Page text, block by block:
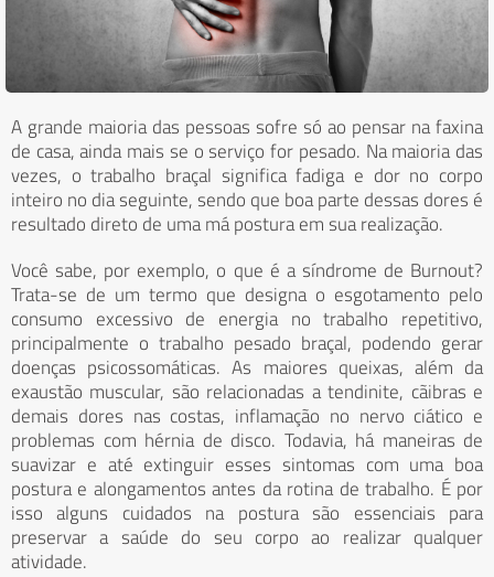
A grande maioria das pessoas sofre só ao pensar na faxina
de casa, ainda mais se o serviço for pesado. Na maioria das
vezes, o trabalho braçal significa fadiga e dor no corpo
inteiro no dia seguinte, sendo que boa parte dessas dores é
resultado direto de uma má postura em sua realização.
Você sabe, por exemplo, o que é a síndrome de Burnout?
Trata-se de um termo que designa o esgotamento pelo
consumo excessivo de energia no trabalho repetitivo,
principalmente o trabalho pesado braçal, podendo gerar
doenças psicossomáticas. As maiores queixas, além da
exaustão muscular, são relacionadas a tendinite, cãibras e
demais dores nas costas, inflamação no nervo ciático e
problemas com hérnia de disco. Todavia, há maneiras de
suavizar e até extinguir esses sintomas com uma boa
postura e alongamentos antes da rotina de trabalho. É por
isso alguns cuidados na postura são essenciais para
preservar a saúde do seu corpo ao realizar qualquer
atividade.